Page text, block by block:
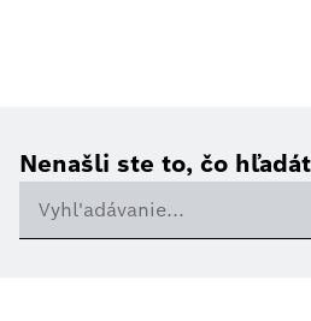
Nenašli ste to, čo